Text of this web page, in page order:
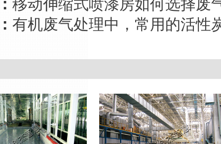
移动伸缩式喷漆房如何选择废
有机废气处理中，常用的活性